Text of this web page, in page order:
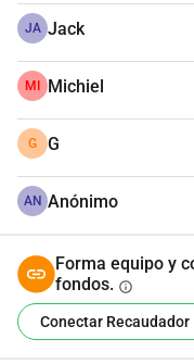
JA Jack
MI Michiel
G G
AN Anónimo
Forma equipo y
fondos. info
Conectar Recaudador